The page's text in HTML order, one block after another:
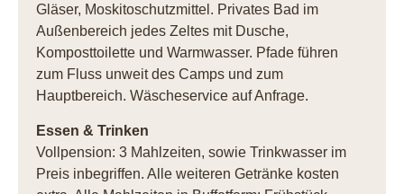
Gläser, Moskitoschutzmittel. Privates Bad im
Außenbereich jedes Zeltes mit Dusche,
Komposttoilette und Warmwasser. Pfade führen
zum Fluss unweit des Camps und zum
Hauptbereich. Wäscheservice auf Anfrage.
Essen & Trinken
Vollpension: 3 Mahlzeiten, sowie Trinkwasser im
Preis inbegriffen. Alle weiteren Getränke kosten